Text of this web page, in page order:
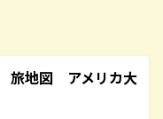
旅地図 アメリカ大